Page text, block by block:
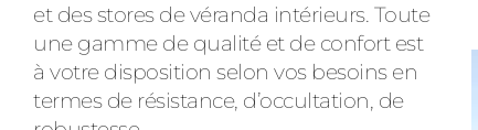
et des stores de véranda intérieurs. Toute
une gamme de qualité et de confort est
à votre disposition selon vos besoins en
termes de résistance, d’occultation, de